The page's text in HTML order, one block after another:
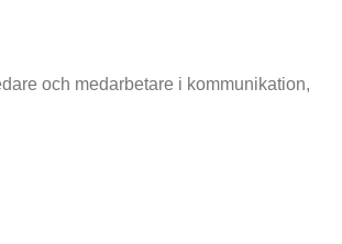
och medarbetare i kommunikation,